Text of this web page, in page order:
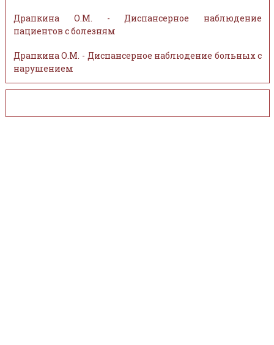
Драпкина О.М. - Диспансерное наблюдение
пациентов с болезням
Драпкина О.М. - Диспансерное наблюдение больных с
нарушением